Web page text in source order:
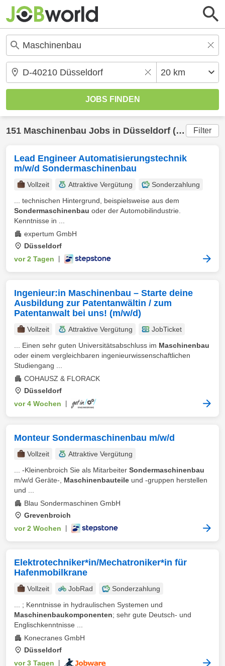
151 Maschinenbau Jobs in Düsseldorf (20 km) gefunden Filter
Lead Engineer Automatisierungstechnik
m/w/d Sondermaschinenbau
Vollzeit Attraktive Vergütung
Sonderzahlung
... technischen Hintergrund, beispielsweise aus dem
Sondermaschinenbau oder der Automobilindustrie.
Kenntnisse in ...
expertum GmbH
Düsseldorf
vor 2 Tagen
Ingenieur:in Maschinenbau – Starte deine
Ausbildung zur Patentanwältin / zum
Patentanwalt bei uns! (m/w/d)
Vollzeit Attraktive Vergütung
JobTicket
... Einen sehr guten Universitätsabschluss im Maschinenbau
oder einem vergleichbaren ingenieurwissenschaftlichen
Studiengang ...
COHAUSZ & FLORACK
Düsseldorf
vor 4 Wochen
Monteur Sondermaschinenbau m/w/d
Vollzeit
Attraktive Vergütung
... -Kleinenbroich Sie als Mitarbeiter Sondermaschinenbau
m/w/d Geräte-, Maschinenbauteile und -gruppen herstellen
und ...
Blau Sondermaschinen GmbH
Grevenbroich
vor 2 Wochen
Elektrotechniker*in/Mechatroniker*in für
Hafenmobilkrane
Vollzeit JobRad
Sonderzahlung
... ; Kenntnisse in hydraulischen Systemen und
Maschinenbaukomponenten; sehr gute Deutsch- und
Englischkenntnisse ...
Konecranes GmbH
Düsseldorf
vor 3 Tagen